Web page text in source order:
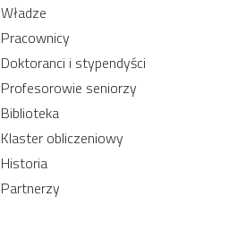
Władze
Pracownicy
Doktoranci i stypendyści
Profesorowie seniorzy
Biblioteka
Klaster obliczeniowy
Historia
Partnerzy